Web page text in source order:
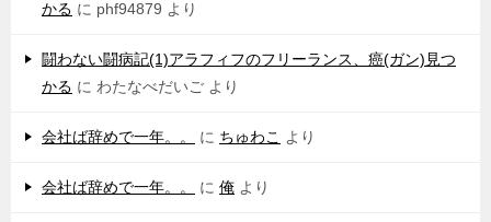
かる に phf94879 より
闘わない闘病記(1)アラフィフのフリーランス、癌(ガン)見つ
かる に わたなべだいご より
会社ば辞めで一年。。 に ちゅわこ より
会社ば辞めで一年。。 に 俺 より